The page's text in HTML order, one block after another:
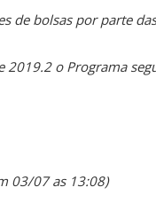
de bolsas por parte
o Programa
03/07 as 13:08)